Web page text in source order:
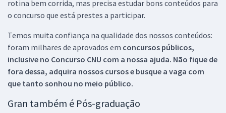
rotina bem corrida, mas precisa estudar bons conteúdos para
o concurso que está prestes a participar.
Temos muita confiança na qualidade dos nossos conteúdos:
foram milhares de aprovados em concursos públicos,
inclusive no Concurso CNU com a nossa ajuda. Não fique de
fora dessa, adquira nossos cursos e busque a vaga com
que tanto sonhou no meio público.
Gran também é Pós-graduação